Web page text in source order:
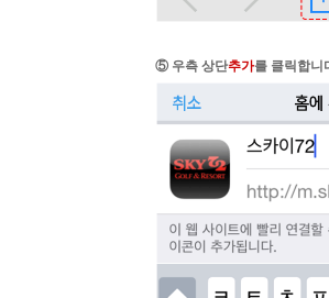
⑤ 우측 상단추가를 클릭합니